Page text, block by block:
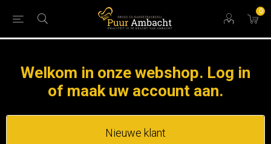
0
Welkom in onze webshop. Log in
of maak uw account aan.
Nieuwe klant